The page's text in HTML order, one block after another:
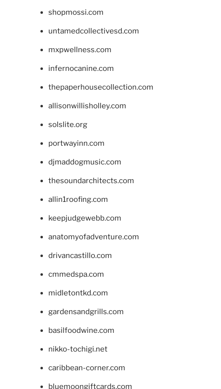
shopmossi.com
untamedcollectivesd.com
mxpwellness.com
infernocanine.com
thepaperhousecollection.com
allisonwillisholley.com
solslite.org
portwayinn.com
djmaddogmusic.com
thesoundarchitects.com
allin1roofing.com
keepjudgewebb.com
anatomyofadventure.com
drivancastillo.com
cmmedspa.com
midletontkd.com
gardensandgrills.com
basilfoodwine.com
nikko-tochigi.net
caribbean-corner.com
bluemoongiftcards.com